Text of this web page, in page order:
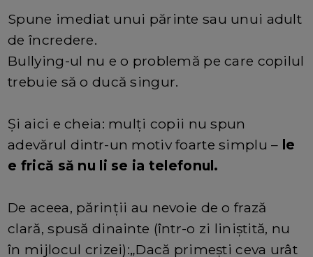
Spune imediat unui părinte sau unui adult
de încredere.
Bullying-ul nu e o problemă pe care copilul
trebuie să o ducă singur.
Și aici e cheia: mulți copii nu spun
adevărul dintr-un motiv foarte simplu – le
e frică să nu li se ia telefonul.
De aceea, părinții au nevoie de o frază
clară, spusă dinainte (într-o zi liniștită, nu
în mijlocul crizei):„Dacă primești ceva urât